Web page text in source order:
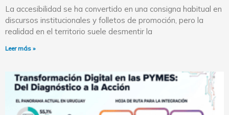
La accesibilidad se ha convertido en una consigna habitual en
discursos institucionales y folletos de promoción, pero la
realidad en el territorio suele desmentir la
Leer más »